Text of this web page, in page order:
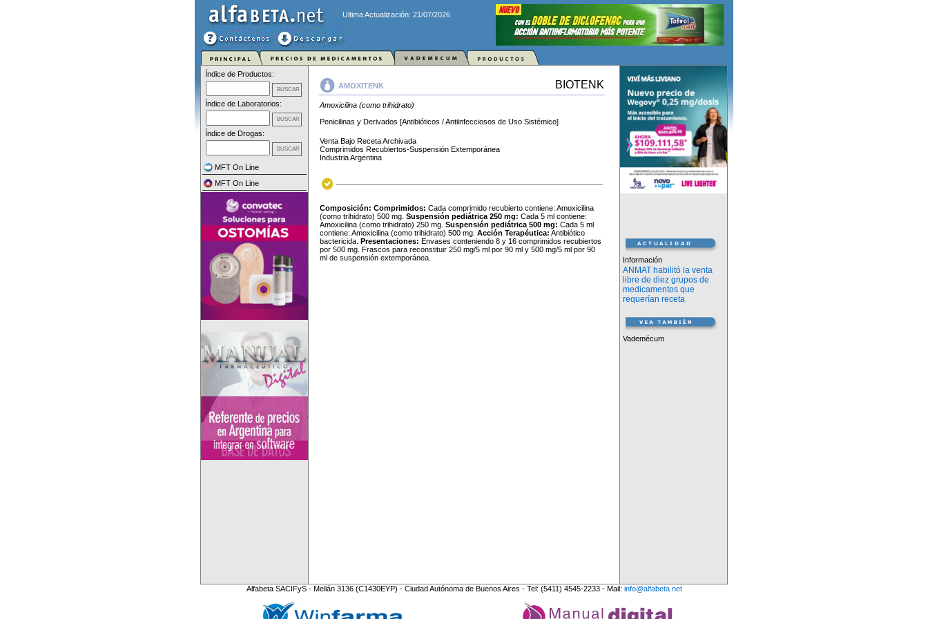
Ultima Actualización: 21/07/2026
Índice de Productos:
Índice de Laboratorios:
Índice de Drogas:
MFT On Line
MFT On Line
AMOXITENK BIOTENK
Amoxicilina (como trihidrato)
Penicilinas y Derivados [Antibióticos / Antiinfecciosos de Uso Sistémico]
Venta Bajo Receta Archivada
Comprimidos Recubiertos-Suspensión Extemporánea
Industria Argentina
Composición: Comprimidos: Cada comprimido recubierto contiene: Amoxicilina
(como trihidrato) 500 mg. Suspensión pediátrica 250 mg: Cada 5 ml contiene:
Amoxicilina (como trihidrato) 250 mg. Suspensión pediátrica 500 mg: Cada 5 ml
contiene: Amoxicilina (como trihidrato) 500 mg. Acción Terapéutica: Antibiótico
bactericida. Presentaciones: Envases conteniendo 8 y 16 comprimidos recubiertos
por 500 mg. Frascos para reconstituir 250 mg/5 ml por 90 ml y 500 mg/5 ml por 90
ml de suspensión extemporánea.
Información
ANMAT habilitó la venta
libre de diez grupos de
medicamentos que
requerían receta
Vademécum
Alfabeta SACIFyS - Melián 3136 (C1430EYP) - Ciudad Autónoma de Buenos Aires - Tel: (5411) 4545-2233 - Mail: info@alfabeta.net